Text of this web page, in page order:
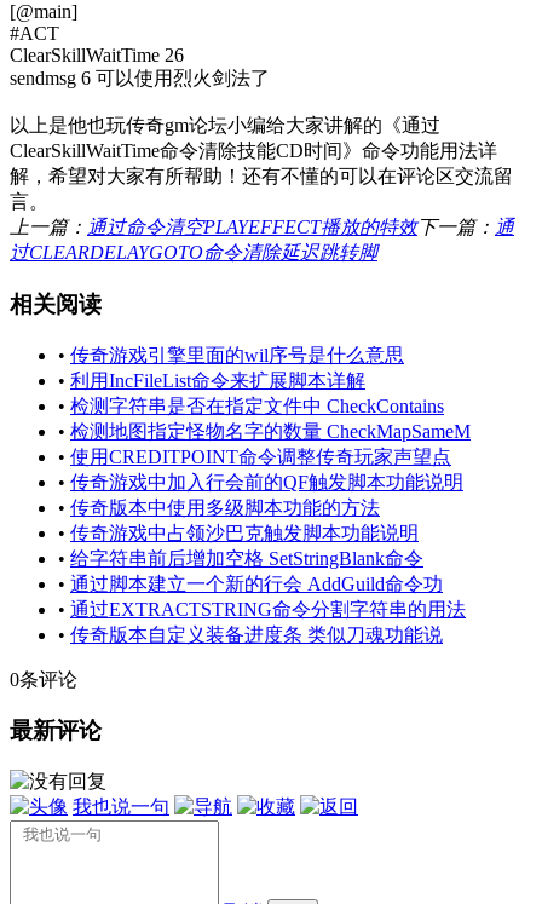
[@main]
#ACT
ClearSkillWaitTime 26
sendmsg 6 可以使用烈火剑法了
以上是他也玩传奇gm论坛小编给大家讲解的《通过
ClearSkillWaitTime命令清除技能CD时间》命令功能用法详
解，希望对大家有所帮助！还有不懂的可以在评论区交流留
言。
上一篇： 通过命令清空PLAYEFFECT播放的特效下一篇： 通
过CLEARDELAYGOTO命令清除延迟跳转脚
相关阅读
• 传奇游戏引擎里面的wil序号是什么意思
• 利用IncFileList命令来扩展脚本详解
• 检测字符串是否在指定文件中 CheckContains
• 检测地图指定怪物名字的数量 CheckMapSameM
• 使用CREDITPOINT命令调整传奇玩家声望点
• 传奇游戏中加入行会前的QF触发脚本功能说明
• 传奇版本中使用多级脚本功能的方法
• 传奇游戏中占领沙巴克触发脚本功能说明
• 给字符串前后增加空格 SetStringBlank命令
• 通过脚本建立一个新的行会 AddGuild命令功
• 通过EXTRACTSTRING命令分割字符串的用法
• 传奇版本自定义装备进度条 类似刀魂功能说
0条评论
最新评论
我也说一句